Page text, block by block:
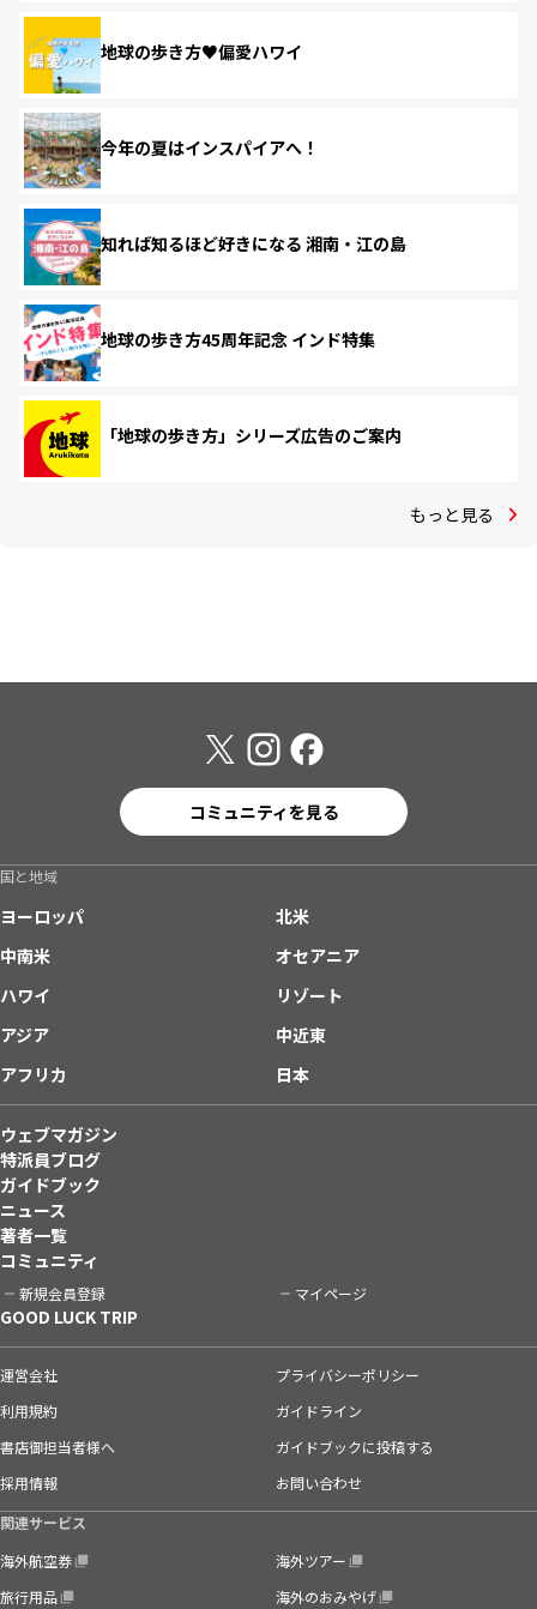
地球の歩き方♥偏愛ハワイ
今年の夏はインスパイアへ！
知れば知るほど好きになる 湘南・江の島
地球の歩き方45周年記念 インド特集
「地球の歩き方」シリーズ広告のご案内
もっと見る
コミュニティを見る
国と地域
ヨーロッパ
北米
中南米
オセアニア
ハワイ
リゾート
アジア
中近東
アフリカ
日本
ウェブマガジン
特派員ブログ
ガイドブック
ニュース
著者一覧
コミュニティ
新規会員登録 マイページ
GOOD LUCK TRIP
運営会社
プライバシーポリシー
利用規約
ガイドライン
書店御担当者様へ
ガイドブックに投稿する
採用情報
お問い合わせ
関連サービス
海外航空券
海外ツアー
旅行用品
海外のおみやげ